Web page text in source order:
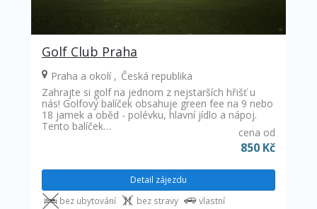
Golf Club Praha
Praha a okolí
Česká republika
Zahrajte si golf na jednom z nejstarších hřišť u
nás! Golfový balíček obsahuje green fee na 9 nebo
18 jamek a oběd - polévku, hlavní jídlo a nápoj.
Tento balíček…
cena od
850 Kč
Detail zájezdu
bez ubytování bez stravy
vlastní